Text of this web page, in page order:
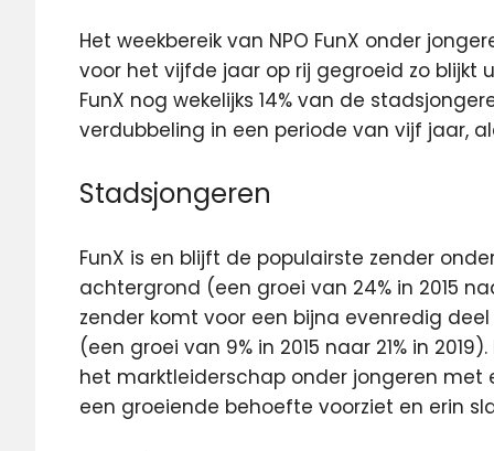
Het weekbereik van NPO FunX onder
voor het vijfde jaar op rij gegroeid zo blijkt
FunX nog wekelijks 14% van de
verdubbeling in een periode van vijf jaar,
Stadsjongeren
FunX is en blijft de populairste zender
achtergrond (een groei van 24% in 2015
zender komt voor een bijna evenredig
(een groei van 9% in 2015 naar 21% in
het marktleiderschap onder jongeren
een groeiende behoefte voorziet en erin